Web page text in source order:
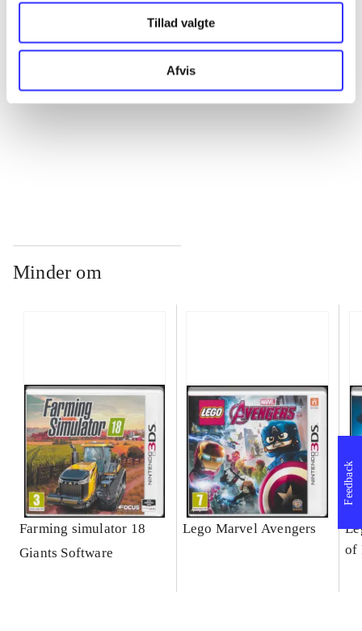
Tillad valgte
Afvis
...
Minder om
Farming simulator 18
Giants Software
Lego Marvel Avengers
of
Feedback